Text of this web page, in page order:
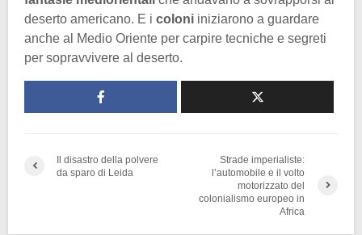
deserto americano. E i coloni iniziarono a guardare
anche al Medio Oriente per carpire tecniche e segreti
per sopravvivere al deserto.
Il disastro della polvere
da sparo di Leida
Strade imperialiste:
l’automobile e il volto
motorizzato del
colonialismo europeo in
Africa